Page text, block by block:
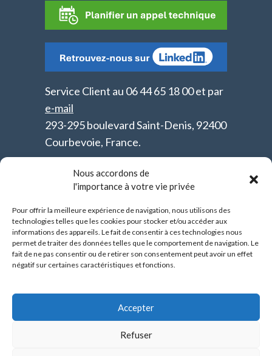
Nous accordons de
l'importance à votre vie privée
Pour offrir la meilleure expérience de navigation, nous utilisons des
technologies telles que les cookies pour stocker et/ou accéder aux
informations des appareils. Le fait de consentir à ces technologies nous
permet de traiter des données telles que le comportement de navigation. Le
fait de ne pas consentir ou de retirer son consentement peut avoir un effet
négatif sur certaines caractéristiques et fonctions.
Accepter
Refuser
Service Client au 06 44 65 18 00 et par
e-mail
293-295 boulevard Saint-Denis, 92400
Courbevoie, France.
Conditions générales de vente
(PDF)
Anjali MVP SAS - R.C.S. 817 804 586
Nanterre - SIRET 81780458600052
Suivez-nous sur les réseaux sociaux :
Event Way|Nouvel Hay
Yattamedias